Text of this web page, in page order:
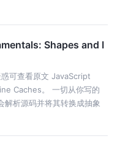
成…
Shapes and I
可查看原文 JavaScript
Caches。 一切从你写的
析源码并将其转换成抽象